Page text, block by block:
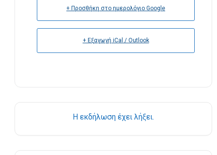
+ Προσθήκη στο ημερολόγιο Google
+ Εξαγωγή iCal / Outlook
Η εκδήλωση έχει λήξει.